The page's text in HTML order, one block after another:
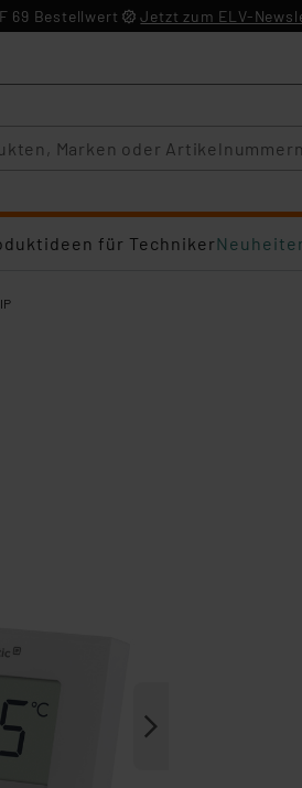
69 Bestellwert Jetzt zum ELV-
für Techniker